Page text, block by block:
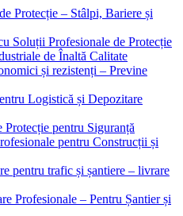
Protecție – Stâlpi, Bariere și
Soluții Profesionale de Protecție
de Înaltă Calitate
și rezistenți – Previne
Logistică și Depozitare
Protecție pentru Siguranță
pentru Construcții și
pentru trafic și șantiere – livrare
Profesionale – Pentru Șantier și